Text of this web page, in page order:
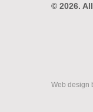
© 2026.
Web design